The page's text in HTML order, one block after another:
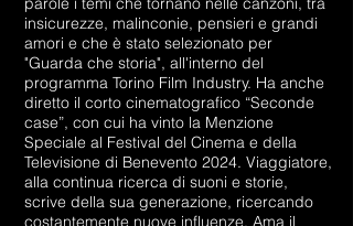
insicurezze, malinconie, pensieri e grandi
amori e che è stato selezionato per
"Guarda che storia", all'interno del
programma Torino Film Industry. Ha anche
diretto il corto cinematografico “Seconde
case”, con cui ha vinto la Menzione
Speciale al Festival del Cinema e della
Televisione di Benevento 2024. Viaggiatore,
alla continua ricerca di suoni e storie,
scrive della sua generazione, ricercando
costantemente nuove influenze. Ama il